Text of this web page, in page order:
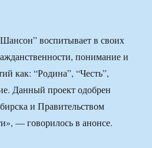
воспитывает в своих
понимание и
как: “Родина”, “Честь”,
Данный проект одобрен
и Правительством
— говорилось в анонсе.